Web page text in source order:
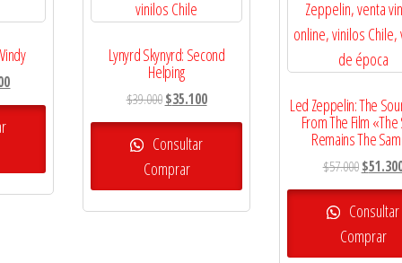
El
precio
$30.600.
Lynyrd Skynyrd: Second
Helping
$39.000 El
precio
original
era:
$39.000.
$35.100El
precio
$35.100.
Consultar
Comprar
Led Zeppelin: The
From The Film «The
Remains The
$57.000 El
precio
original
era:
$57.000.
$
Consultar
Comprar